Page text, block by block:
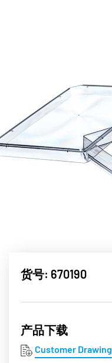
货号: 670190
产品下载
Customer Drawing